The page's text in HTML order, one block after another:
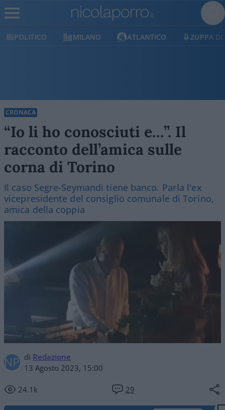
POLITICO MILANO ATLANTICO ZUPPA DI
CRONACA
“Io li ho conosciuti e…”. Il
racconto dell’amica sulle
corna di Torino
Il caso Segre-Seymandi tiene banco. Parla l'ex
vicepresidente del consiglio comunale di Torino,
amica della coppia
di Redazione
13 Agosto 2023, 15:00
24.1k 29